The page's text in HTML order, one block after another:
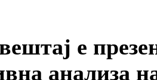
е
анализа